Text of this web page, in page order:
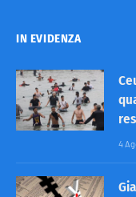
IN EVIDENZA
4